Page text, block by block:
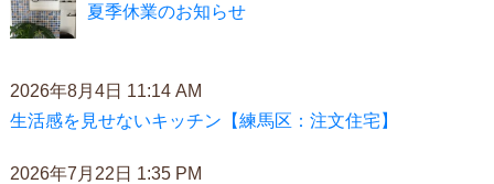
夏季休業のお知らせ
2026年8月4日 11:14 AM
生活感を見せないキッチン【練馬区：注文住宅】
2026年7月22日 1:35 PM